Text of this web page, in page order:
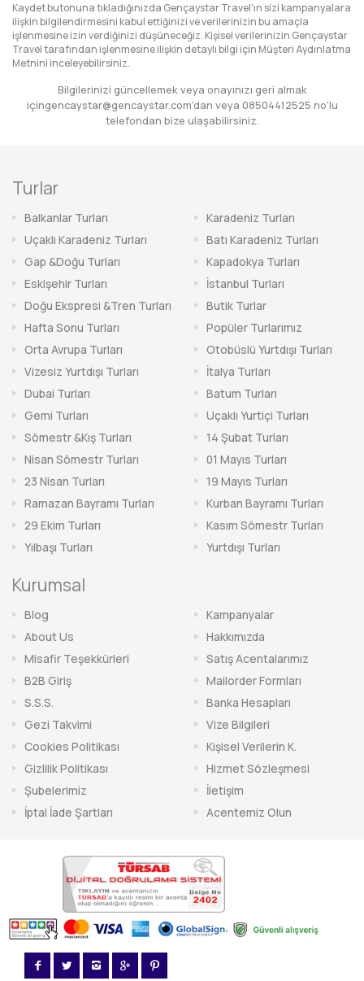
Kaydet butonuna tıkladığınızda Gençaystar Travel'ın sizi kampanyalara
ilişkin bilgilendirmesini kabul ettiğinizi ve verilerinizin bu amaçla
işlenmesine izin verdiğinizi düşüneceğiz. Kişisel verilerinizin Gençaystar
Travel tarafından işlenmesine ilişkin detaylı bilgi için Müşteri Aydınlatma
Metnini inceleyebilirsiniz.
Bilgilerinizi güncellemek veya onayınızı geri almak
içingencaystar@gencaystar.com'dan veya 08504412525 no'lu
telefondan bize ulaşabilirsiniz.
Turlar
Balkanlar Turları
Karadeniz Turları
Uçaklı Karadeniz Turları
Batı Karadeniz Turları
Gap &Doğu Turları
Kapadokya Turları
Eskişehir Turları
İstanbul Turları
Doğu Ekspresi &Tren Turları
Butik Turlar
Hafta Sonu Turları
Popüler Turlarımız
Orta Avrupa Turları
Otobüslü Yurtdışı Turları
Vizesiz Yurtdışı Turları
İtalya Turları
Dubai Turları
Batum Turları
Gemi Turları
Uçaklı Yurtiçi Turları
Sömestr &Kış Turları
14 Şubat Turları
Nisan Sömestr Turları
01 Mayıs Turları
23 Nisan Turları
19 Mayıs Turları
Ramazan Bayramı Turları
Kurban Bayramı Turları
29 Ekim Turları
Kasım Sömestr Turları
Yılbaşı Turları
Yurtdışı Turları
Kurumsal
Blog
Kampanyalar
About Us
Hakkımızda
Misafir Teşekkürleri
Satış Acentalarımız
B2B Giriş
Mailorder Formları
S.S.S.
Banka Hesapları
Gezi Takvimi
Vize Bilgileri
Cookies Politikası
Kişisel Verilerin K.
Gizlilik Politikası
Hizmet Sözleşmesi
Şubelerimiz
İletişim
İptal İade Şartları
Acentemiz Olun